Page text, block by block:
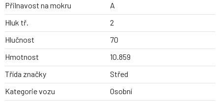
Přilnavost na mokru
A
Hluk tř.
2
Hlučnost
70
Hmotnost
10.859
Třída značky
Střed
Kategorie vozu
Osobní